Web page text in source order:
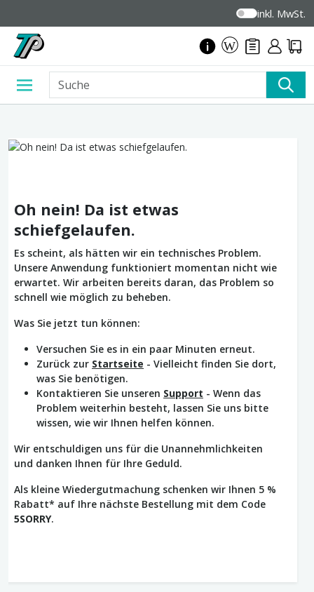
inkl. MwSt.
Oh nein! Da ist etwas
schiefgelaufen.
Es scheint, als hätten wir ein technisches Problem.
Unsere Anwendung funktioniert momentan nicht wie
erwartet. Wir arbeiten bereits daran, das Problem so
schnell wie möglich zu beheben.
Was Sie jetzt tun können:
Versuchen Sie es in ein paar Minuten erneut.
Zurück zur Startseite - Vielleicht finden Sie dort,
was Sie benötigen.
Kontaktieren Sie unseren Support - Wenn das
Problem weiterhin besteht, lassen Sie uns bitte
wissen, wie wir Ihnen helfen können.
Wir entschuldigen uns für die Unannehmlichkeiten
und danken Ihnen für Ihre Geduld.
Als kleine Wiedergutmachung schenken wir Ihnen 5 %
Rabatt* auf Ihre nächste Bestellung mit dem Code
5SORRY.